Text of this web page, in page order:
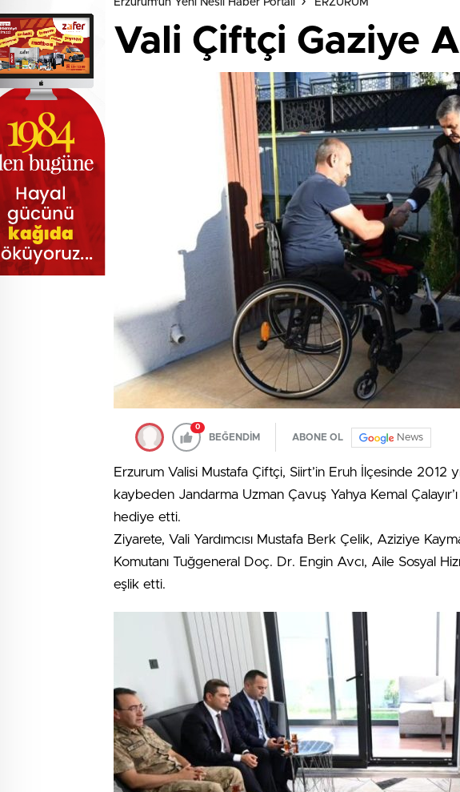
Erzurum'un Yeni Nesil Haber Portalı ERZURUM
Vali Çiftçi Gaziye
0
BEĞENDİM ABONE OL News
Erzurum Valisi Mustafa Çiftçi, Siirt’in Eruh İlçesinde 2012
kaybeden Jandarma Uzman Çavuş Yahya Kemal
hediye etti.
Ziyarete, Vali Yardımcısı Mustafa Berk Çelik, Aziziye
Komutanı Tuğgeneral Doç. Dr. Engin Avcı, Aile Sosyal
eşlik etti.